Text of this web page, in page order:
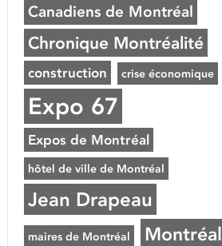
Canadiens de Montréal
Chronique Montréalité
construction crise économique
Expo 67
Expos de Montréal
hôtel de ville de Montréal
Jean Drapeau
maires de Montréal Montréal